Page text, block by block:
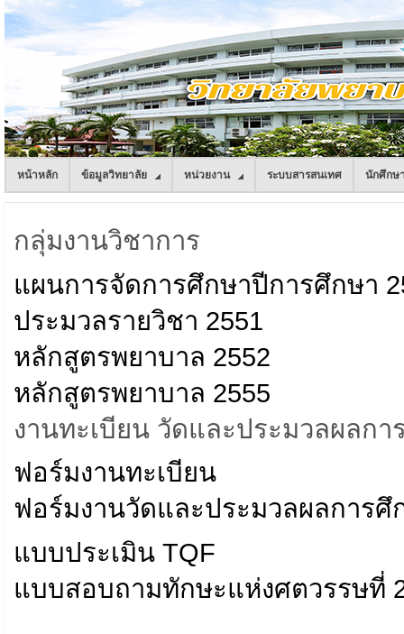
หน้าหลัก ข้อมูลวิทยาลัย หน่วยงาน ระบบสารสนเทศ นักศึกษ
กลุ่มงานวิชาการ
แผนการจัดการศึกษาปีการศึกษา
ประมวลรายวิชา 2551
หลักสูตรพยาบาล 2552
หลักสูตรพยาบาล 2555
งานทะเบียน วัดและประมวลผลกา
ฟอร์มงานทะเบียน
ฟอร์มงานวัดและประมวลผลการศึ
แบบประเมิน TQF
แบบสอบถามทักษะแห่งศตวรรษที่